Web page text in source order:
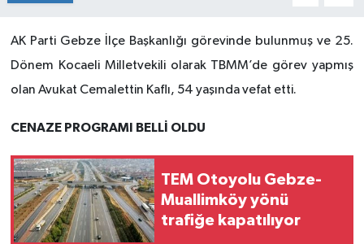
AK Parti Gebze İlçe Başkanlığı görevinde bulunmuş ve 25.
Dönem Kocaeli Milletvekili olarak TBMM’de görev yapmış
olan Avukat Cemalettin Kaflı, 54 yaşında vefat etti.
CENAZE PROGRAMI BELLİ OLDU
TEM Otoyolu Gebze-
Muallimköy yönü
trafiğe kapatılıyor